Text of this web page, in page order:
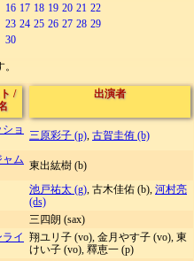
16 17 18 19 20 21 22
23 24 25 26 27 28 29
30
/
出演者
ョ 三原彩子 (p), 古賀圭侑 (b)
ム 東出紘樹 (b)
池戸祐太 (g), 古木佳佑 (b), 河村亮
(ds)
三四朗 (sax)
イ 翔ユリ子 (vo), 金月やす子 (vo), 東
けい子 (vo), 釋恵一 (p)